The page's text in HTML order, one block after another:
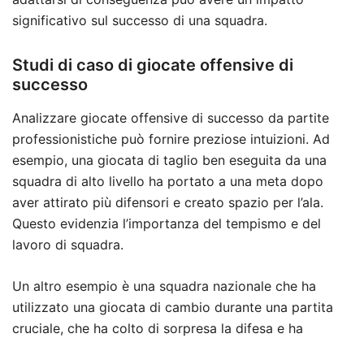
significativo sul successo di una squadra.
Studi di caso di giocate offensive di
successo
Analizzare giocate offensive di successo da partite
professionistiche può fornire preziose intuizioni. Ad
esempio, una giocata di taglio ben eseguita da una
squadra di alto livello ha portato a una meta dopo
aver attirato più difensori e creato spazio per l’ala.
Questo evidenzia l’importanza del tempismo e del
lavoro di squadra.
Un altro esempio è una squadra nazionale che ha
utilizzato una giocata di cambio durante una partita
cruciale, che ha colto di sorpresa la difesa e ha